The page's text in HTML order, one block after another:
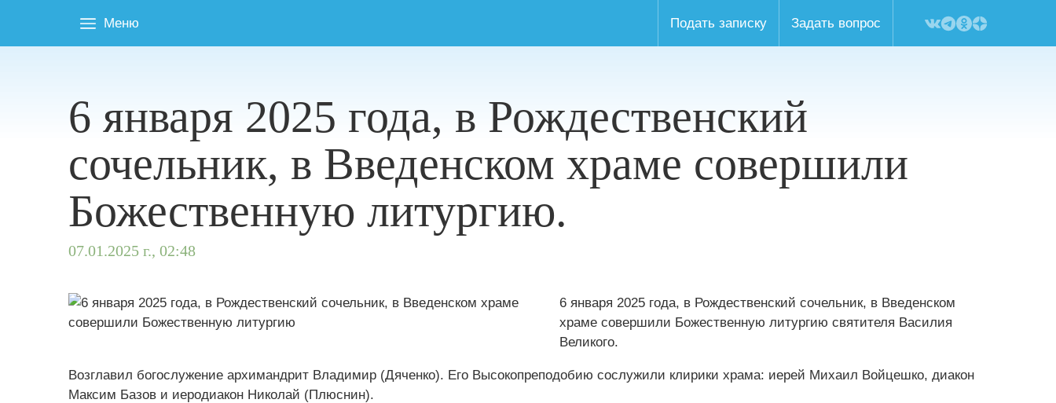
Меню Подать записку Задать вопрос
6 января 2025 года, в Рождественский
сочельник, в Введенском храме совершили
Божественную литургию.
07.01.2025 г., 02:48
6 января 2025 года, в Рождественский сочельник, в Введенском
храме совершили Божественную литургию святителя Василия
Великого.
Возглавил богослужение архимандрит Владимир (Дяченко). Его Высокопреподобию сослужили клирики храма: иерей Михаил Войцешко, диакон
Максим Базов и иеродиа‌кон Николай (Плюснин).